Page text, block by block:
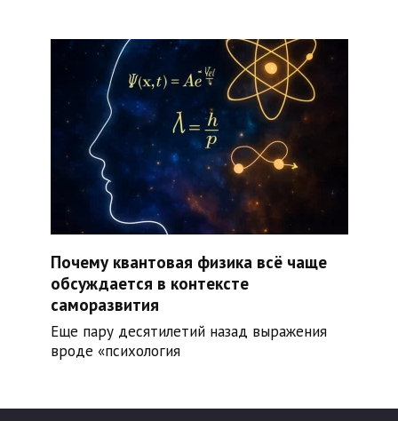
Почему квантовая физика всё чаще
обсуждается в контексте
саморазвития
Еще пару десятилетий назад выражения
вроде «психология